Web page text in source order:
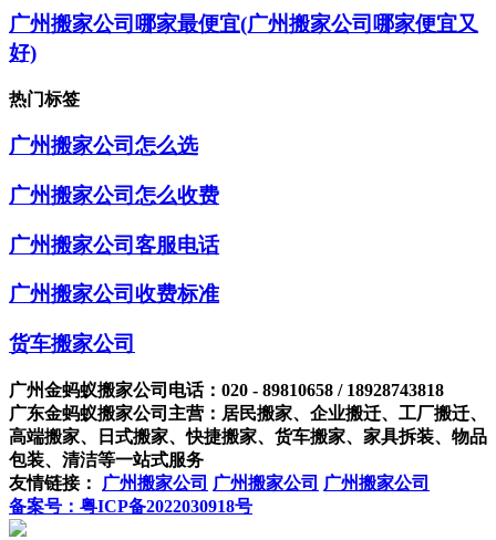
广州搬家公司哪家最便宜(广州搬家公司哪家便宜又
好)
热门标签
广州搬家公司怎么选
广州搬家公司怎么收费
广州搬家公司客服电话
广州搬家公司收费标准
货车搬家公司
广州金蚂蚁搬家公司电话：020 - 89810658 / 18928743818
广东金蚂蚁搬家公司主营： 居民搬家、 企业搬迁、 工厂搬迁、
高端搬家、 日式搬家、快捷搬家、 货车搬家、 家具拆装、 物品
包装、清洁等一站式服务
友情链接：
广州搬家公司 广州搬家公司 广州搬家公司
备案号：粤ICP备2022030918号